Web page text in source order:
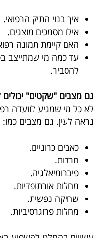
איך בנוי התיק הרפואי.
אילו מסמכים מוצגים.
האם קיימת תמונה
עד כמה מי שמתייצב
להסביר.
גם מצבים "שקטים" יכולים
לא כל מי שמגיע לוועדה
נראה לעין. גם מצבים כמו:
כאבים כרוניים.
חרדות.
פיברומיאלגיה.
מחלות אורתופדיות.
שחיקה נפשית.
מחלות פרוגרסיביות.